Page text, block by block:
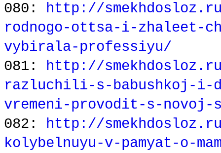
080: http://
rodnogo-ottsa-i-zhaleet-
vybirala-professiyu/
081: http://
razluchili-s-babushkoj-i-
vremeni-provodit-s-novoj-
082: http://
kolybelnuyu-v-pamyat-o-